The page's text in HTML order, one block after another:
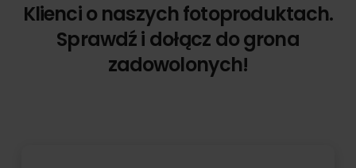
Klienci o naszych fotoproduktach.
Sprawdź i dołącz do grona
zadowolonych!